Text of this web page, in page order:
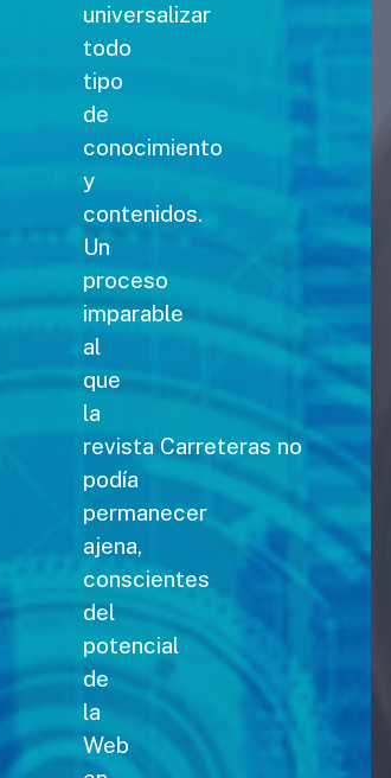
universalizar
todo
tipo
de
conocimiento
y
contenidos.
Un
proceso
imparable
al
que
la
revista Carreteras no
podía
permanecer
ajena,
conscientes
del
potencial
de
la
Web